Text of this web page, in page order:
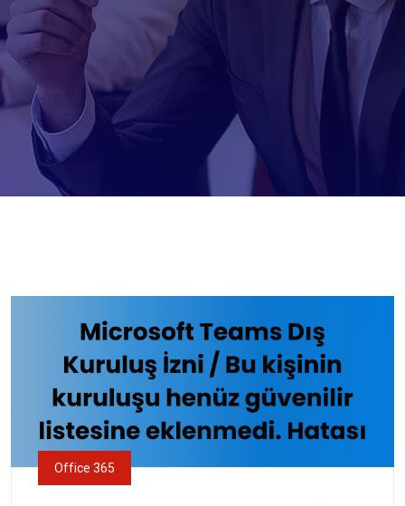
Office 365